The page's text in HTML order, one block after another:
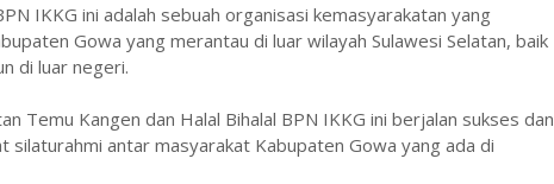
IKKG ini adalah sebuah organisasi kemasyarakatan yang
Gowa yang merantau di luar wilayah Sulawesi Selatan, baik
di luar negeri.
Temu Kangen dan Halal Bihalal BPN IKKG ini berjalan sukses dan
silaturahmi antar masyarakat Kabupaten Gowa yang ada di